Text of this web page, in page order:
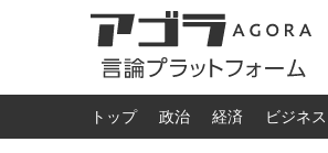
トップ 政治 経済 ビジネス